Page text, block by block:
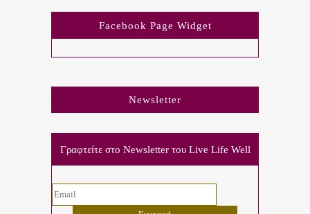
Facebook Page Widget
Newsletter
Γραφτείτε στο Newsletter του Live Life Well